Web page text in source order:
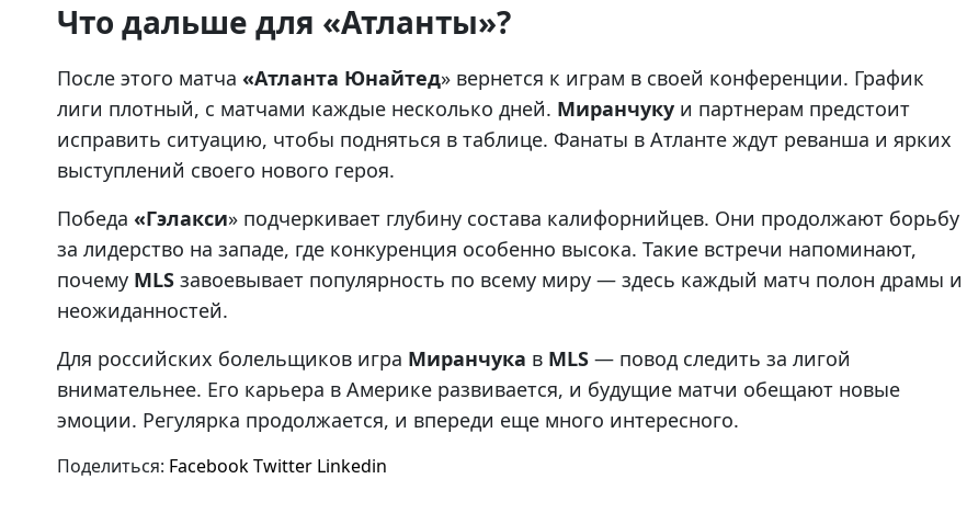
Что дальше для «Атланты»?
После этого матча «Атланта Юнайтед» вернется к играм в своей конференции. График
лиги плотный, с матчами каждые несколько дней. Миранчуку и партнерам предстоит
исправить ситуацию, чтобы подняться в таблице. Фанаты в Атланте ждут реванша и ярких
выступлений своего нового героя.
Победа «Гэлакси» подчеркивает глубину состава калифорнийцев. Они продолжают борьбу
за лидерство на западе, где конкуренция особенно высока. Такие встречи напоминают,
почему MLS завоевывает популярность по всему миру — здесь каждый матч полон драмы и
неожиданностей.
Для российских болельщиков игра Миранчука в MLS — повод следить за лигой
внимательнее. Его карьера в Америке развивается, и будущие матчи обещают новые
эмоции. Регулярка продолжается, и впереди еще много интересного.
Поделиться: FacebookTwitter Linkedin